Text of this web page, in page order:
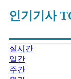
인기기사
실시간
일간
주간